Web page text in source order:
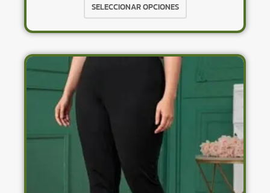
SELECCIONAR OPCIONES
producto
tiene
variantes.
página